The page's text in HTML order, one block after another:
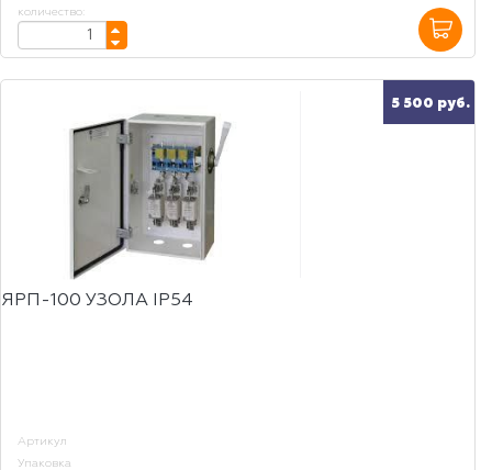
количество:
5 500 руб.
ЯРП-100 УЗОЛА IP54
Артикул
Упаковка